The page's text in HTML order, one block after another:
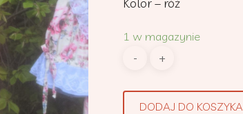
1 w magazynie
DODAJ DO KOSZYKA